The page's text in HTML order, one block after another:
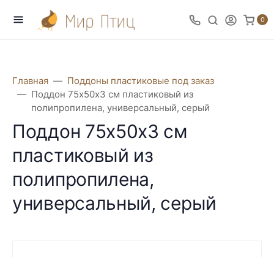
0
Главная
Поддоны пластиковые под заказ
Поддон 75х50х3 см пластиковый из
полипропилена, универсальный, серый
Поддон 75х50х3 см
пластиковый из
полипропилена,
универсальный, серый